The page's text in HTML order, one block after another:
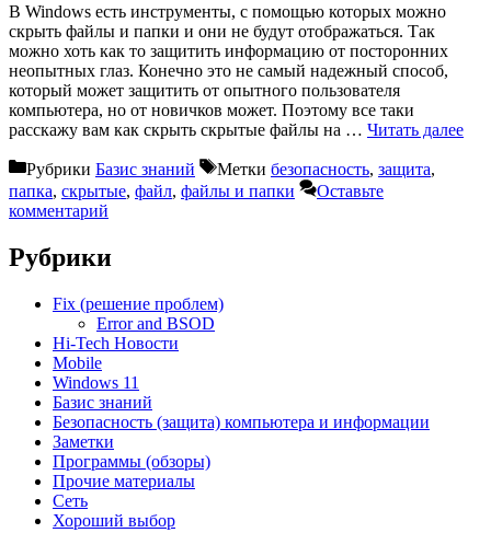
В Windows есть инструменты, с помощью которых можно
скрыть файлы и папки и они не будут отображаться. Так
можно хоть как то защитить информацию от посторонних
неопытных глаз. Конечно это не самый надежный способ,
который может защитить от опытного пользователя
компьютера, но от новичков может. Поэтому все таки
расскажу вам как скрыть скрытые файлы на … Читать далее
Рубрики Базис знаний Метки безопасность, защита,
папка, скрытые, файл, файлы и папки
Оставьте
комментарий
Рубрики
Fix (решение проблем)
Error and BSOD
Hi-Tech Новости
Mobile
Windows 11
Базис знаний
Безопасность (защита) компьютера и информации
Заметки
Программы (обзоры)
Прочие материалы
Сеть
Хороший выбор